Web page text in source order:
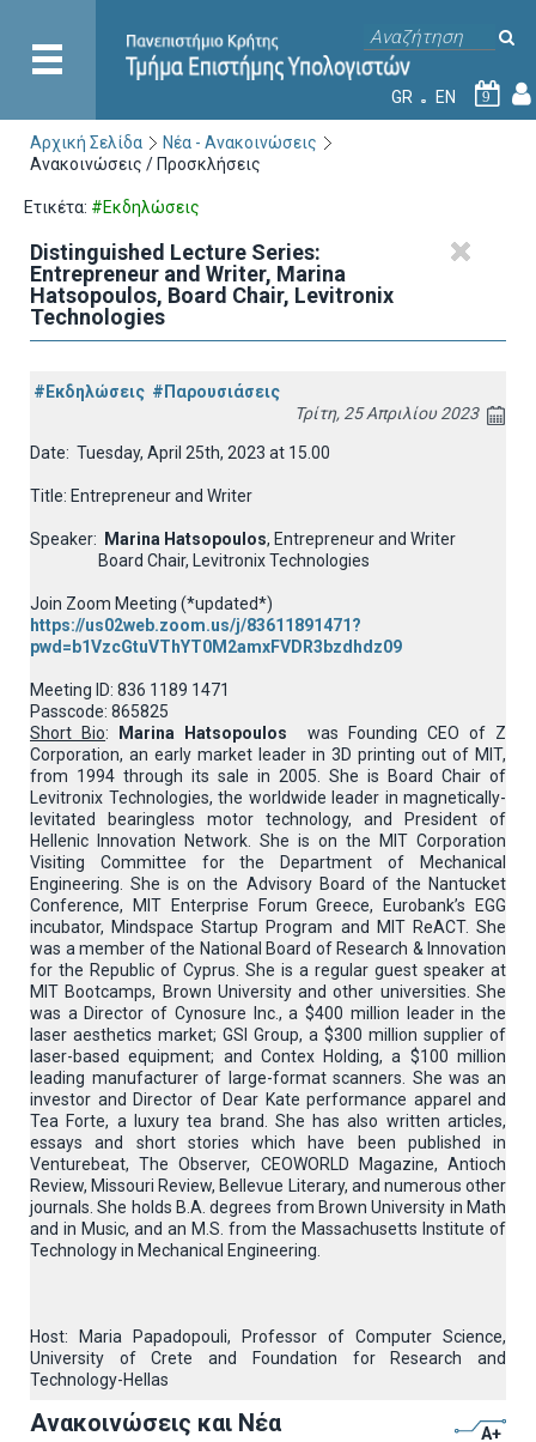
GR EN 9
Αρχική Σελίδα
Νέα - Ανακοινώσεις
Ανακοινώσεις / Προσκλήσεις
Ετικέτα: #Εκδηλώσεις
Distinguished Lecture Series:
Entrepreneur and Writer, Marina
Hatsopoulos, Board Chair, Levitronix
Technologies
#Εκδηλώσεις #Παρουσιάσεις
Τρίτη, 25 Απριλίου 2023
Date: Tuesday, April 25th, 2023 at 15.00
Title: Entrepreneur and Writer
Speaker: Marina Hatsopoulos, Entrepreneur and Writer
Board Chair, Levitronix Technologies
Join Zoom Meeting (*updated*)
https://us02web.zoom.us/j/83611891471?
pwd=b1VzcGtuVThYT0M2amxFVDR3bzdhdz09
Meeting ID: 836 1189 1471
Passcode: 865825
Short Bio: Marina Hatsopoulos was Founding CEO of Z
Corporation, an early market leader in 3D printing out of MIT,
from 1994 through its sale in 2005. She is Board Chair of
Levitronix Technologies, the worldwide leader in magnetically-
levitated bearingless motor technology, and President of
Hellenic Innovation Network. She is on the MIT Corporation
Visiting Committee for the Department of Mechanical
Engineering. She is on the Advisory Board of the Nantucket
Conference, MIT Enterprise Forum Greece, Eurobank’s EGG
incubator, Mindspace Startup Program and MIT ReACT. She
was a member of the National Board of Research & Innovation
for the Republic of Cyprus. She is a regular guest speaker at
MIT Bootcamps, Brown University and other universities. She
was a Director of Cynosure Inc., a $400 million leader in the
laser aesthetics market; GSI Group, a $300 million supplier of
laser-based equipment; and Contex Holding, a $100 million
leading manufacturer of large-format scanners. She was an
investor and Director of Dear Kate performance apparel and
Tea Forte, a luxury tea brand. She has also written articles,
essays and short stories which have been published in
Venturebeat, The Observer, CEOWORLD Magazine, Antioch
Review, Missouri Review, Bellevue Literary, and numerous other
journals. She holds B.A. degrees from Brown University in Math
and in Music, and an M.S. from the Massachusetts Institute of
Technology in Mechanical Engineering.
Host: Maria Papadopouli, Professor of Computer Science,
University of Crete and Foundation for Research and
Technology-Hellas
Ανακοινώσεις και Νέα
A+